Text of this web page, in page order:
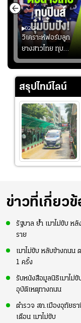
02:34
วิเคราะห์ฟอร์มลูก
ยางสาวไทย ทุบ
ฟิลิปปินส์ 3-0! "บุ๋ม
บิ๋ม" คืนสนามสุดปัง
#วอลเลย์บอลชาย
ทีมชาติไทย
สรุปไทม์ไลน์
ข่าวที่เกี่ยวข้
รัฐบาล ย้ำ เมาไม่ขับ
ราย
เมาไม่ขับ หลับข้างถนน
1 ครั้ง
รับหนังสือมูลนิธิเมาไม่
อุบัติเหตุทางถนน
ตำรวจ สภ.เมืองอุทัยธ
เตือน เมาไม่ขับ